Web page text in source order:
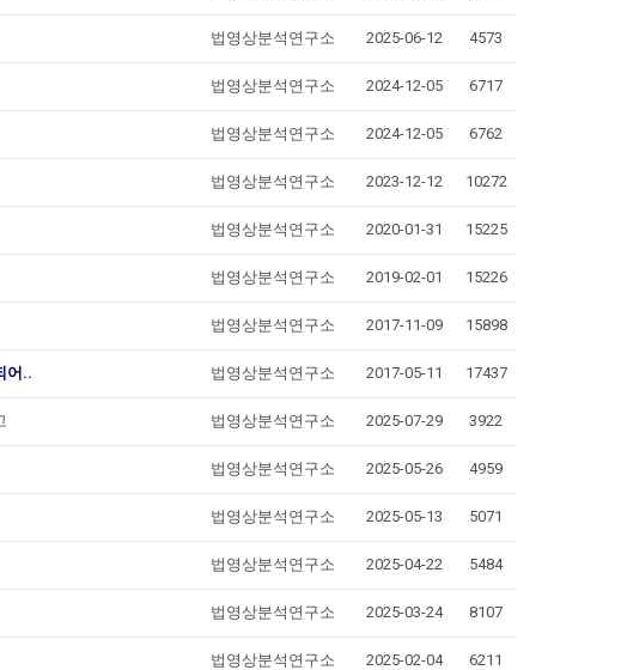
법영상분석연구소 2025-06-12 4573
법영상분석연구소 2024-12-05 6717
법영상분석연구소 2024-12-05 6762
법영상분석연구소 2023-12-12 10272
법영상분석연구소 2020-01-31 15225
법영상분석연구소 2019-02-01 15226
법영상분석연구소 2017-11-09 15898
어.. 법영상분석연구소 2017-05-11 17437
법영상분석연구소 2025-07-29 3922
법영상분석연구소 2025-05-26 4959
법영상분석연구소 2025-05-13 5071
법영상분석연구소 2025-04-22 5484
법영상분석연구소 2025-03-24 8107
법영상분석연구소 2025-02-04 6211